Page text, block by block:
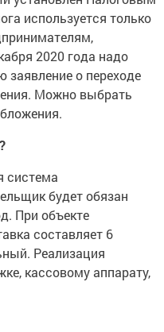
используется только
2020 года надо
заявление о переходе
Можно выбрать
система
будет обязан
При объекте
составляет 6
Реализация
кассовому аппарату,